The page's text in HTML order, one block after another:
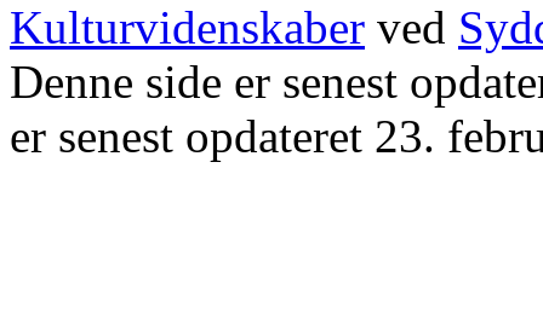
Kulturvidenskaber ved
Denne side er senest
er senest opdateret 23.